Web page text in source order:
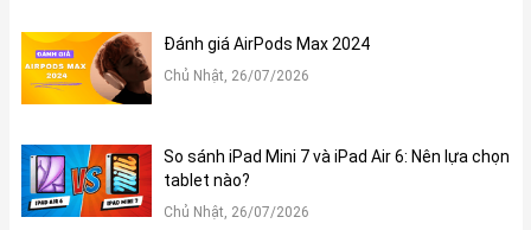
Đánh giá AirPods Max 2024
Chủ Nhật, 26/07/2026
So sánh iPad Mini 7 và iPad Air 6: Nên lựa chọn
tablet nào?
Chủ Nhật, 26/07/2026